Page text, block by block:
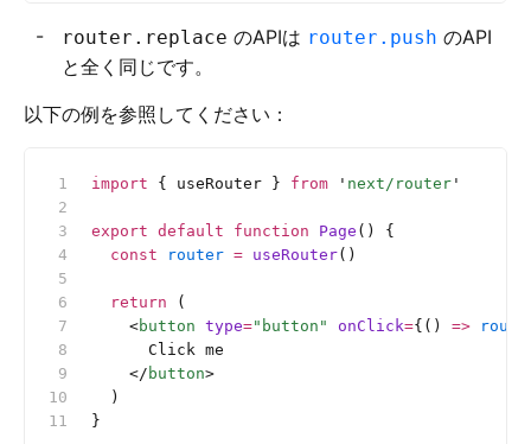
router.replace のAPIは router.push のAPI
と全く同じです。
以下の例を参照してください：
import { useRouter } from ' next/router '
export default function Page () {
  const
router = useRouter()
  return
(
    <
button type="button" onClick={() =>
      Click me
    </
button>
  )
}